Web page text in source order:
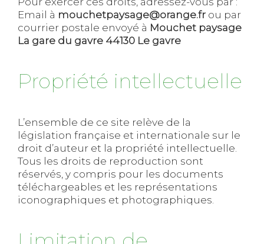
Email à mouchetpaysage@orange.fr ou par
courrier postale envoyé à Mouchet paysage
La gare du gavre 44130 Le gavre
Propriété intellectuelle
L’ensemble de ce site relève de la
législation française et internationale sur le
droit d’auteur et la propriété intellectuelle.
Tous les droits de reproduction sont
réservés, y compris pour les documents
téléchargeables et les représentations
iconographiques et photographiques.